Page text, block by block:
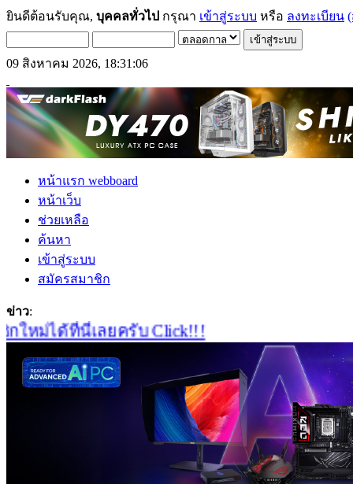
ยินดีต้อนรับคุณ, บุคคลทั่วไป กรุณา เข้าสู่ระบบ หรือ ลงทะเบียน
09 สิงหาคม 2026, 18:31:06
หน้าแรก webboard
หน้าเว็บ
ช่วยเหลือ
ค้นหา
เข้าสู่ระบบ
สมัครสมาชิก
ข่าว:
หม่ได้ที่นี่เลยครับ Click!!!